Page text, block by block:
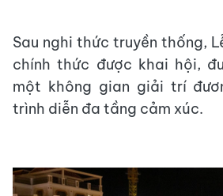
Sau nghi thức truyền thống,
chính thức được khai hội,
một không gian giải trí
trình diễn đa tầng cảm xúc.